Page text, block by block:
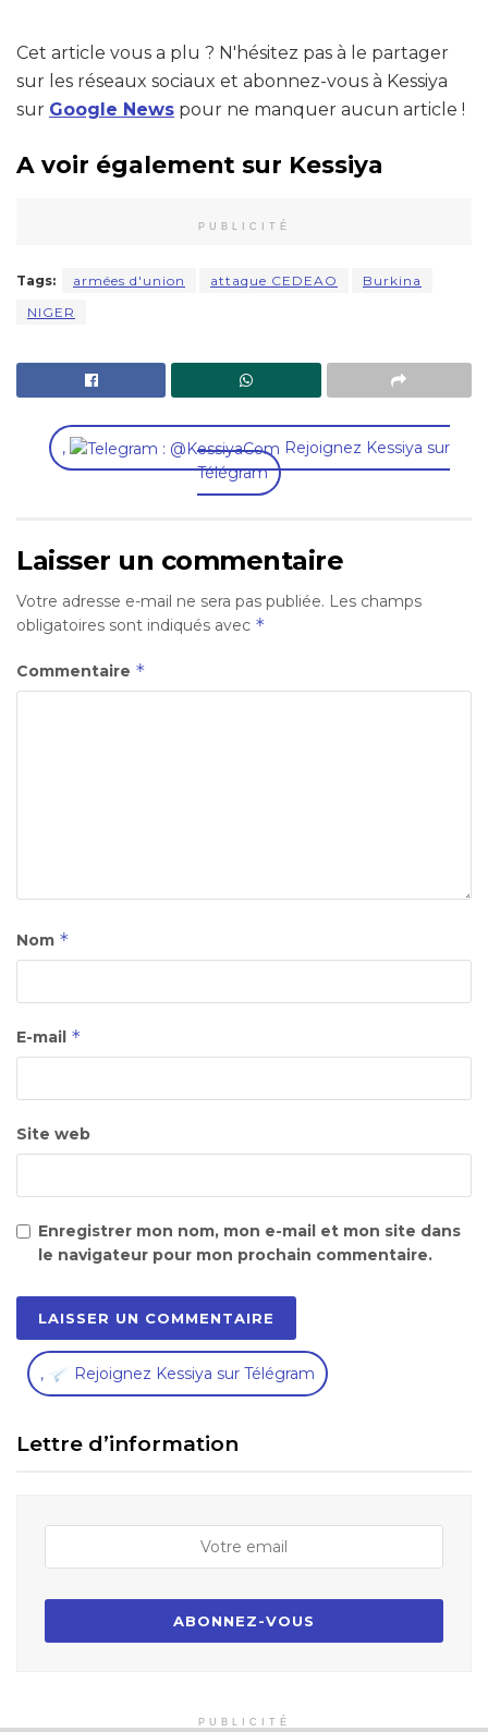
Cet article vous a plu ? N'hésitez pas à le partager
sur les réseaux sociaux et abonnez-vous à Kessiya
sur Google News pour ne manquer aucun article !
A voir également sur Kessiya
PUBLICITÉ
Tags: armées d'union attaque CEDEAO
Burkina
NIGER
,
Rejoignez Kessiya sur
Télégram
Laisser un commentaire
Votre adresse e-mail ne sera pas publiée. Les champs
obligatoires sont indiqués avec *
Commentaire *
Nom *
E-mail *
Site web
Enregistrer mon nom, mon e-mail et mon site dans
le navigateur pour mon prochain commentaire.
, Rejoignez Kessiya sur Télégram
Lettre d’information
PUBLICITÉ